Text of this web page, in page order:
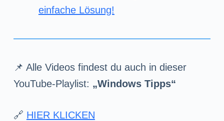
einfache Lösung!
📌 Alle Videos findest du auch in dieser
YouTube-Playlist: „Windows Tipps“
🔗 HIER KLICKEN